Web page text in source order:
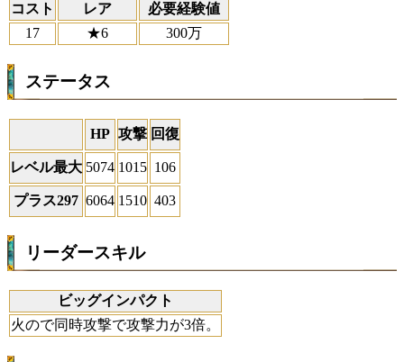
コスト
レア
必要経験値
17
★6 300万
ステータス
HP 攻撃 回復
レベル最大 5074 1015 106
プラス297 6064 1510 403
リーダースキル
ビッグインパクト
火ので同時攻撃で攻撃力が3倍。